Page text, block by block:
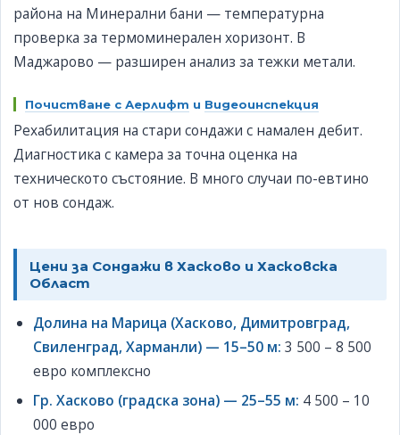
района на Минерални бани — температурна
проверка за термоминерален хоризонт. В
Маджарово — разширен анализ за тежки метали.
Почистване с Аерлифт и Видеоинспекция
Рехабилитация на стари сондажи с намален дебит.
Диагностика с камера за точна оценка на
техническото състояние. В много случаи по-евтино
от нов сондаж.
Цени за Сондажи в Хасково и Хасковска
Област
Долина на Марица (Хасково, Димитровград,
Свиленград, Харманли) — 15–50 м: 3 500 – 8 500
евро комплексно
Гр. Хасково (градска зона) — 25–55 м: 4 500 – 10
000 евро